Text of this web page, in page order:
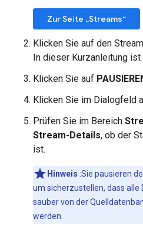
Zur Seite „Streams“
Klicken Sie auf den
In dieser Kurzanleitung
Klicken Sie auf
Klicken Sie im Dialogfeld
Prüfen Sie im Bereich
Stream-Details, ob der
ist.
Hinweis :Sie pausieren
um sicherzustellen, dass alle
sauber von der
werden.